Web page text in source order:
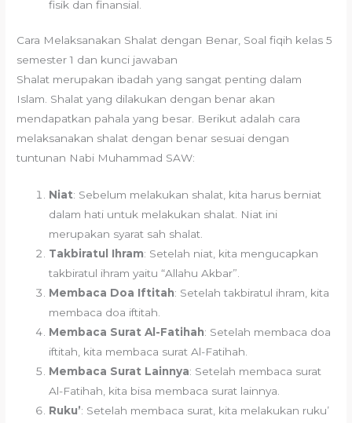
fisik dan finansial.
Cara Melaksanakan Shalat dengan Benar, Soal fiqih kelas 5
semester 1 dan kunci jawaban
Shalat merupakan ibadah yang sangat penting dalam
Islam. Shalat yang dilakukan dengan benar akan
mendapatkan pahala yang besar. Berikut adalah cara
melaksanakan shalat dengan benar sesuai dengan
tuntunan Nabi Muhammad SAW:
Niat: Sebelum melakukan shalat, kita harus berniat
dalam hati untuk melakukan shalat. Niat ini
merupakan syarat sah shalat.
Takbiratul Ihram: Setelah niat, kita mengucapkan
takbiratul ihram yaitu “Allahu Akbar”.
Membaca Doa Iftitah: Setelah takbiratul ihram, kita
membaca doa iftitah.
Membaca Surat Al-Fatihah: Setelah membaca doa
iftitah, kita membaca surat Al-Fatihah.
Membaca Surat Lainnya: Setelah membaca surat
Al-Fatihah, kita bisa membaca surat lainnya.
Ruku’: Setelah membaca surat, kita melakukan ruku’